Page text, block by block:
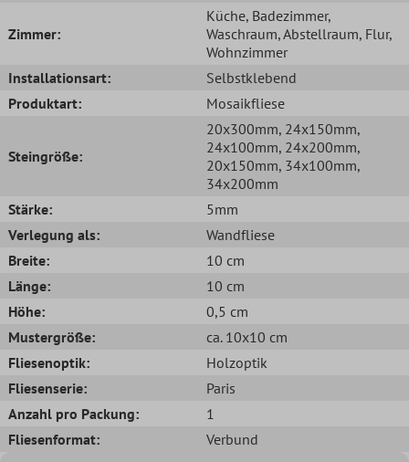
Zimmer:
Küche, Badezimmer,
Waschraum, Abstellraum, Flur,
Wohnzimmer
Installationsart:
Selbstklebend
Produktart:
Mosaikfliese
Steingröße:
20x300mm, 24x150mm,
24x100mm, 24x200mm,
20x150mm, 34x100mm,
34x200mm
Stärke:
5mm
Verlegung als:
Wandfliese
Breite:
10 cm
Länge:
10 cm
Höhe:
0,5 cm
Mustergröße:
ca. 10x10 cm
Fliesenoptik:
Holzoptik
Fliesenserie:
Paris
Anzahl pro Packung:
1
Fliesenformat:
Verbund